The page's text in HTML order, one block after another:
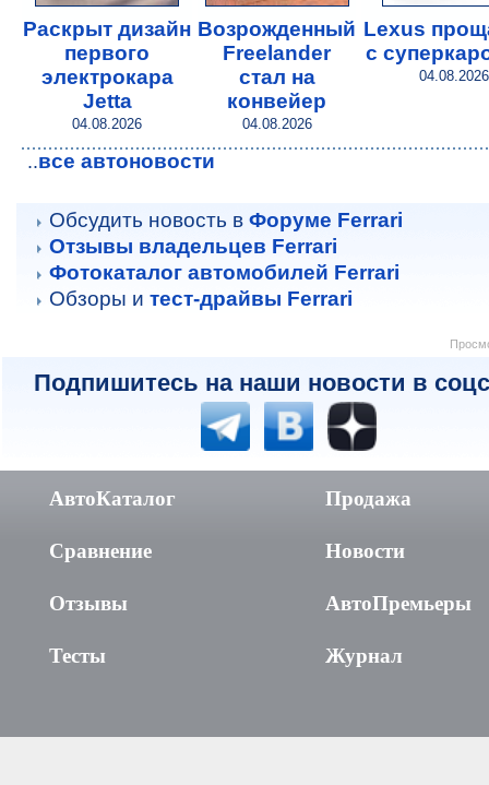
Раскрыт дизайн
первого
электрокара
Jetta
04.08.2026
Возрожденный
Freelander
стал на
конвейер
04.08.2026
Lexus
с
04.08.2026
..все автоновости
Обсудить новость в Форуме Ferrari
Отзывы владельцев Ferrari
Фотокаталог автомобилей Ferrari
Обзоры и тест-драйвы Ferrari
Подпишитесь на наши новости в
АвтоКаталог
Сравнение
Отзывы
Тесты
Продажа
Новости
АвтоПремьеры
Журнал